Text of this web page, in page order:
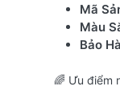
Mã
Màu
Bảo
🌈 Ưu điểm